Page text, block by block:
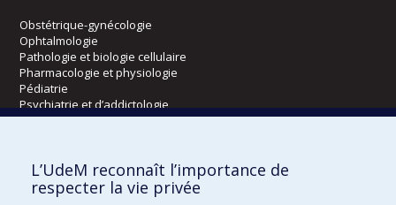
Obstétrique-gynécologie
Ophtalmologie
Pathologie et biologie cellulaire
Pharmacologie et physiologie
Pédiatrie
Psychiatrie et d’addictologie
Radiologie, radio-oncologie et médecine nucléaire
Écoles
L’UdeM reconnaît l’importance de
respecter la vie privée